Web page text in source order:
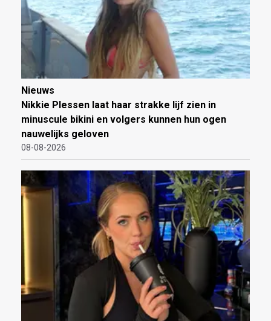
Nieuws
Nikkie Plessen laat haar strakke lijf zien in
minuscule bikini en volgers kunnen hun ogen
nauwelijks geloven
08-08-2026